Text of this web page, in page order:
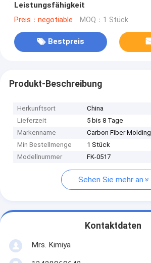
Leistungsfähigkeit
Preis：negotiable MOQ：1 Stück
Bestpreis
Produkt-Beschreibung
Herkunftsort
China
Lieferzeit
5 bis 8 Tage
Markenname
Carbon Fiber Molding
Min Bestellmenge
1 Stück
Modellnummer
FK-0517
Sehen Sie mehr an
Kontaktdaten
Mrs. Kimiya